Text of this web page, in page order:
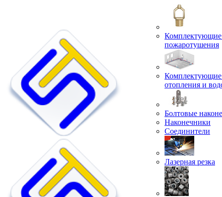
Комплектующие
пожаротушения
Комплектующие
отопления и
Болтовые
Наконечники
Соединители
Лазерная резка